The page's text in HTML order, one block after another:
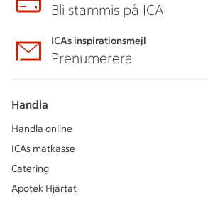
Bli stammis på ICA
ICAs inspirationsmejl
Prenumerera
Handla
Handla online
ICAs matkasse
Catering
Apotek Hjärtat